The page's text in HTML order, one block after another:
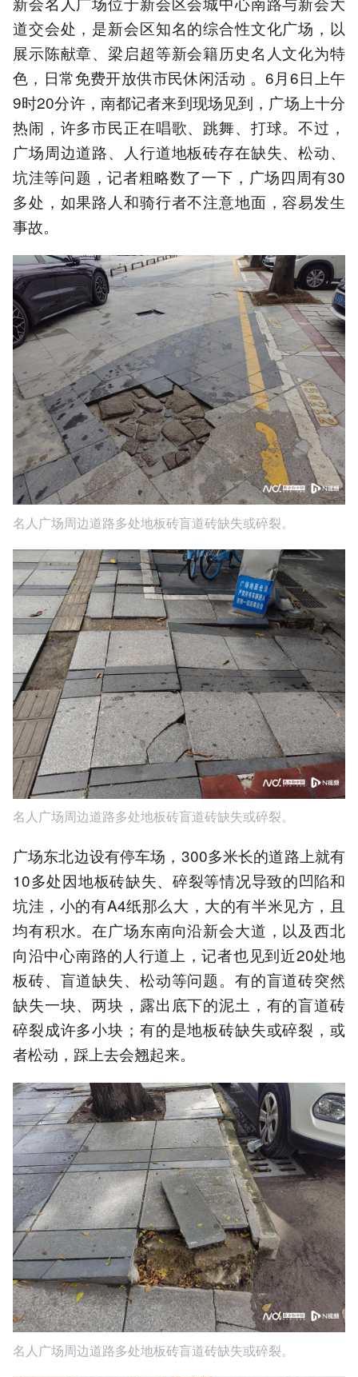
道交会处，是新会区知名的综合性文化广场，以
展示陈献章、梁启超等新会籍历史名人文化为特
色，日常免费开放供市民休闲活动 。6月6日上午
9时20分许，南都记者来到现场见到，广场上十分
热闹，许多市民正在唱歌、跳舞、打球。不过，
广场周边道路、人行道地板砖存在缺失、松动、
坑洼等问题，记者粗略数了一下，广场四周有30
多处，如果路人和骑行者不注意地面，容易发生
事故。
名人广场周边道路多处地板砖盲道砖缺失或碎裂。
名人广场周边道路多处地板砖盲道砖缺失或碎裂。
广场东北边设有停车场，300多米长的道路上就有
10多处因地板砖缺失、碎裂等情况导致的凹陷和
坑洼，小的有A4纸那么大，大的有半米见方，且
均有积水。在广场东南向沿新会大道，以及西北
向沿中心南路的人行道上，记者也见到近20处地
板砖、盲道缺失、松动等问题。有的盲道砖突然
缺失一块、两块，露出底下的泥土，有的盲道砖
碎裂成许多小块；有的是地板砖缺失或碎裂，或
者松动，踩上去会翘起来。
名人广场周边道路多处地板砖盲道砖缺失或碎裂。